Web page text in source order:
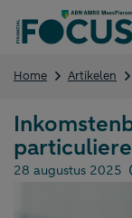
naar
Home Artikelen
Gepubliceerd op:
28 augustus 2025